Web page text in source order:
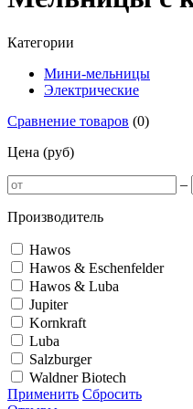
Категории
Мини-мельницы
Электрические
Сравнение товаров (0)
Цена (руб)
–
Производитель
Hawos
Hawos & Eschenfelder
Hawos & Luba
Jupiter
Kornkraft
Luba
Salzburger
Waldner Biotech
Применить Сбросить